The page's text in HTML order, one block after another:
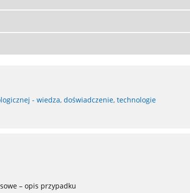
- wiedza, doświadczenie, technologie
– opis przypadku